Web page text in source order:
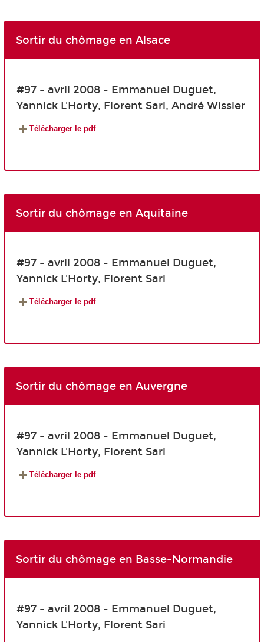
Sortir du chômage en Alsace
#97 - avril 2008 - Emmanuel Duguet,
Yannick L'Horty, Florent Sari, André Wissler
Télécharger le pdf
Sortir du chômage en Aquitaine
#97 - avril 2008 - Emmanuel Duguet,
Yannick L'Horty, Florent Sari
Télécharger le pdf
Sortir du chômage en Auvergne
#97 - avril 2008 - Emmanuel Duguet,
Yannick L'Horty, Florent Sari
Télécharger le pdf
Sortir du chômage en Basse-Normandie
#97 - avril 2008 - Emmanuel Duguet,
Yannick L'Horty, Florent Sari